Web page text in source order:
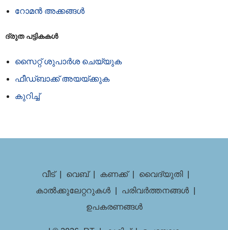
റോമൻ അക്കങ്ങൾ
ദ്രുത പട്ടികകൾ
സൈറ്റ് ശുപാർശ ചെയ്യുക
ഫീഡ്‌ബാക്ക് അയയ്‌ക്കുക
കുറിച്ച്
വീട് വെബ് കണക്ക് വൈദ്യുതി
കാൽക്കുലേറ്ററുകൾ
പരിവർത്തനങ്ങൾ
ഉപകരണങ്ങൾ